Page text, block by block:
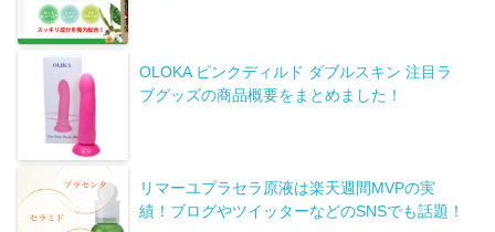
OLOKA ピンクディルド ダブルスキン 注目ラ
ブグッズの商品概要をまとめました！
リマーユプラセラ原液は楽天週間MVPの実
績！ブログやツイッターなどのSNSでも話題！